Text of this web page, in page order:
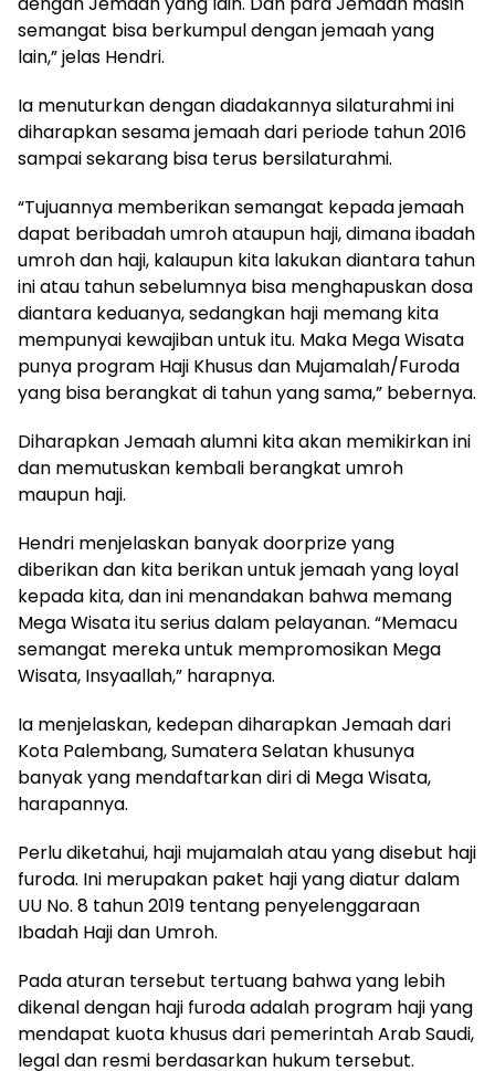
semangat bisa berkumpul dengan jemaah yang
lain,” jelas Hendri.
Ia menuturkan dengan diadakannya silaturahmi ini
diharapkan sesama jemaah dari periode tahun 2016
sampai sekarang bisa terus bersilaturahmi.
“Tujuannya memberikan semangat kepada jemaah
dapat beribadah umroh ataupun haji, dimana ibadah
umroh dan haji, kalaupun kita lakukan diantara tahun
ini atau tahun sebelumnya bisa menghapuskan dosa
diantara keduanya, sedangkan haji memang kita
mempunyai kewajiban untuk itu. Maka Mega Wisata
punya program Haji Khusus dan Mujamalah/Furoda
yang bisa berangkat di tahun yang sama,” bebernya.
Diharapkan Jemaah alumni kita akan memikirkan ini
dan memutuskan kembali berangkat umroh
maupun haji.
Hendri menjelaskan banyak doorprize yang
diberikan dan kita berikan untuk jemaah yang loyal
kepada kita, dan ini menandakan bahwa memang
Mega Wisata itu serius dalam pelayanan. “Memacu
semangat mereka untuk mempromosikan Mega
Wisata, Insyaallah,” harapnya.
Ia menjelaskan, kedepan diharapkan Jemaah dari
Kota Palembang, Sumatera Selatan khusunya
banyak yang mendaftarkan diri di Mega Wisata,
harapannya.
Perlu diketahui, haji mujamalah atau yang disebut haji
furoda. Ini merupakan paket haji yang diatur dalam
UU No. 8 tahun 2019 tentang penyelenggaraan
Ibadah Haji dan Umroh.
Pada aturan tersebut tertuang bahwa yang lebih
dikenal dengan haji furoda adalah program haji yang
mendapat kuota khusus dari pemerintah Arab Saudi,
legal dan resmi berdasarkan hukum tersebut.